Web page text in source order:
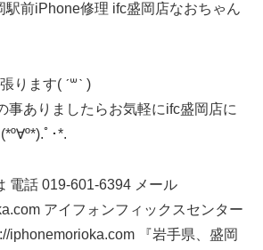
駅前iPhone修理 ifc盛岡店なおちゃん
ります( ˊ꒳ˋ )
事ありましたらお気軽にifc盛岡店に
ﾟ･*.
電話 019-601-6394 メール
アイフォンフィックスセンター
iphonemorioka.com 『岩手県、盛岡